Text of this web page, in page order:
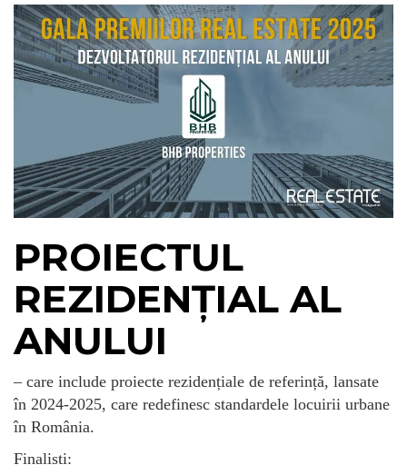
PROIECTUL
REZIDENȚIAL AL
ANULUI
– care include proiecte rezidențiale de referință, lansate
în 2024-2025, care redefinesc standardele locuirii urbane
în România.
Finaliști: